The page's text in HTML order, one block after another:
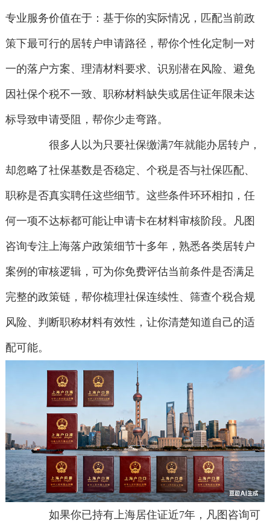
专业服务价值在于：基于你的实际情况，匹配当前政
策下最可行的居转户申请路径，帮你个性化定制一对
一的落户方案、理清材料要求、识别潜在风险、避免
因社保个税不一致、职称材料缺失或居住证年限未达
标导致申请受阻，帮你少走弯路。
很多人以为只要社保缴满7年就能办居转户，
却忽略了社保基数是否稳定、个税是否与社保匹配、
职称是否真实聘任这些细节。这些条件环环相扣，任
何一项不达标都可能让申请卡在材料审核阶段。凡图
咨询专注上海落户政策细节十多年，熟悉各类居转户
案例的审核逻辑，可为你免费评估当前条件是否满足
完整的政策链，帮你梳理社保连续性、筛查个税合规
风险、判断职称材料有效性，让你清楚知道自己的适
配可能。
如果你已持有上海居住证近7年，凡图咨询可